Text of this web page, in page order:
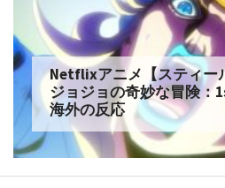
Netflixアニメ【スティー
ジョジョの奇妙な冒険：
海外の反応